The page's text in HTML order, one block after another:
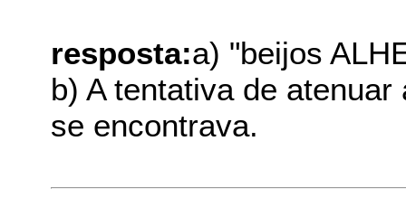
resposta:a) "beijos
b) A tentativa de
se encontrava.